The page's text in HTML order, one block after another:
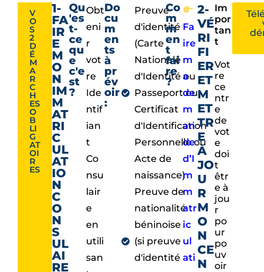
V
O
S
2
D
É
M
A
R
C
H
ES
O
B
LI
G
AT
OI
R
ES
1-
FA
IR
E
M
O
N
IM
M
AT
RI
C
UL
AT
IO
N
C
O
N
S
UL
AI
RE
Qu
'es
t-
ce
qu
e
c'e
st
?
Obt
eni
r
vot
re
Ide
ntif
ian
t
Co
nsu
lair
e
en
utili
san
Do
cu
m
en
ts
à
pr
év
oir
:
Preuve
d'identité
(Carte
Nationale
d'Identité ou
Passeport ou
Certificat
d'Identification
Personnelle ou
Acte de
naissance)
Preuve de
nationalité
béninoise
(si preuve
d'identité
Co
m
m
en
t
fai
re
?
Fa
ire
m
a
de
m
an
de
d’I
m
m
atr
ic
ul
ati
2-
VÉ
RI
FI
ER
ET
M
ET
TR
E
À
JO
U
R
M
O
N
CE
N
Im
por
tan
t
Vot
re
ce
ntr
e
de
vot
e
doi
t
êtr
e à
jou
r
po
ur
po
uv
oir